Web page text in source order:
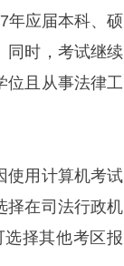
年应届本科、硕
同时，考试继续
位且从事法律工
使用计算机考试
择在司法行政机
择其他考区报